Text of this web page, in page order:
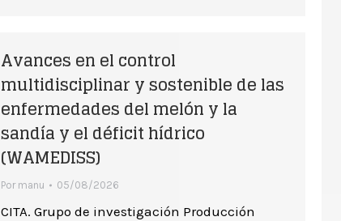
Avances en el control
multidisciplinar y sostenible de las
enfermedades del melón y la
sandía y el déficit hídrico
(WAMEDISS)
Por manu 05/08/2026
CITA. Grupo de investigación Producción